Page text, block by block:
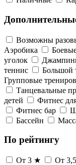
Возможны
Аэробика
уголок
теннис
Большой
Групповые
Танцевальные
детей
Фитнес
Фитнес бар
Бассейн
По рейтингу
От 3 ★ От